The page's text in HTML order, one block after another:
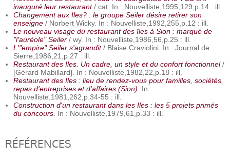
inauguré leur restaurant/ cat. In : Nouvelliste,1995,129,p.14 : ill.
Changement aux Iles? : le groupe Seiler désire retirer son
enseigne / Norbert Wicky. In : Nouvelliste,1992,255,p.12 : ill.
Le nouveau visage du restaurant des îles à Sion : marqué de
"l'auréole" Seiler / wy. In : Nouvelliste,1986,56,p.25 : ill.
L'"empire" Seiler s'agrandit/ Blaise Craviolini. In : Journal de
Sierre,1986,21,p.27 : ill.
Restaurant des Iles. Un cadre, un style et du confort fonctionnel/
[Gérard Mabillard]. In : Nouvelliste,1982,22,p.18 : ill.
Restaurant des Iles : lieu de rendez-vous pour familles, sociétés,
repas d'entreprises et d'affaires (Sion).
In :
Nouvelliste,1981,262,p.34-55 : ill.
Construction d'un restaurant dans les Iles : les 5 projets primés
du concours . In : Nouvelliste,1979,61,p.33 : ill.
RÉFÉRENCES